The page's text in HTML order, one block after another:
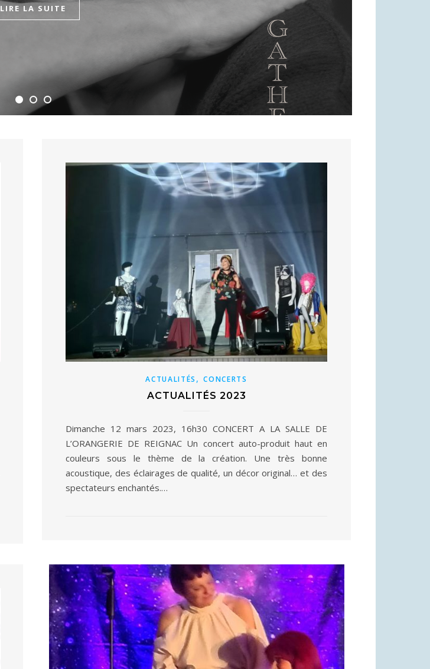
LIRE LA SUITE
LIRE LA SUITE
LIRE LA SUITE
ACTUALITÉS ,CONCERTS
ACTUALITÉS 2023
Dimanche 12 mars 2023, 16h30 CONCERT A LA SALLE DE
L’ORANGERIE DE REIGNAC Un concert auto-produit haut en
couleurs sous le thème de la création. Une très bonne
acoustique, des éclairages de qualité, un décor original… et des
spectateurs enchantés.…